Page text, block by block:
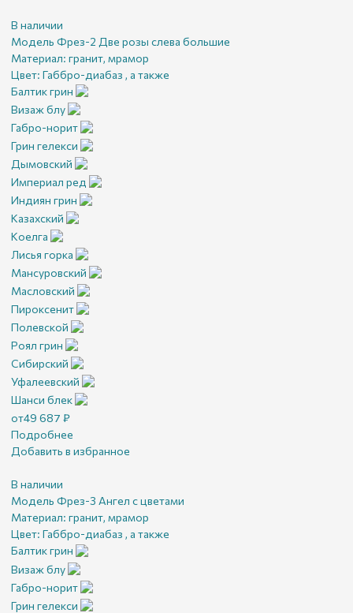
В наличии
Модель Фрез-2 Две розы слева большие
Материал: гранит, мрамор
Цвет: Габбро-диабаз , а также
Балтик грин
Визаж блу
Габро-норит
Грин гелекси
Дымовский
Империал ред
Индиян грин
Казахский
Коелга
Лисья горка
Мансуровский
Масловский
Пироксенит
Полевской
Роял грин
Сибирский
Уфалеевский
Шанси блек
от49 687 ₽
Подробнее
Добавить в избранное
В наличии
Модель Фрез-3 Ангел с цветами
Материал: гранит, мрамор
Цвет: Габбро-диабаз , а также
Балтик грин
Визаж блу
Габро-норит
Грин гелекси